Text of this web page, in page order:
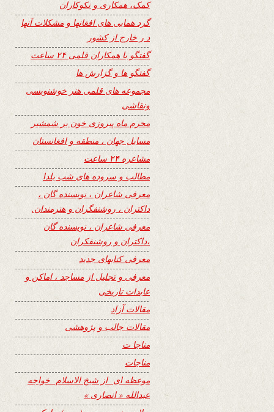
کمک، همکاری و نکوکاران
گرد همایی های افغانها و مشکلات آنها
د ر خارج از کشور
گفتگو با همکاران قلمی ۲۴ ساعت
گفتگو ها و گزارش ها
مجموعه های قلمی هنر خوشنویسی
ونقاشی
محرم ماه پیروزی خون بر شمشیر
مسایل جهان ، منطقه و افغانستان
مشاعره ۲۴ ساعت
مطالب و سروده های شب یلدا
معرفی شاعران ، نویسنده گان ،
داکتران ، روشنفگران و هنرمندان.
معرفی شاعران ، نویسنده گان
،داکتران و روشنفکران
معرفی کتابهای جدید
معرفی و تجلیل از مساجد ، اماکن و
عابدات تاریخی
مقالات آزاد
مقالات جالب و پژوهشی
مناجا ت
مناجات
موعظه ای از شیخ الاسلام خواجه
عبدالله « انصاری »